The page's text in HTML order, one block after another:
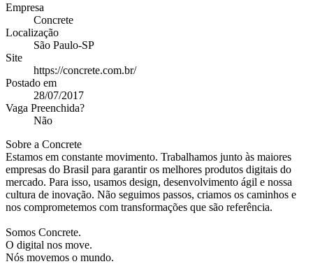
Empresa
Concrete
Localização
São Paulo-SP
Site
https://concrete.com.br/
Postado em
28/07/2017
Vaga Preenchida?
Não
Sobre a Concrete
Estamos em constante movimento. Trabalhamos junto às maiores
empresas do Brasil para garantir os melhores produtos digitais do
mercado. Para isso, usamos design, desenvolvimento ágil e nossa
cultura de inovação. Não seguimos passos, criamos os caminhos e
nos comprometemos com transformações que são referência.
Somos Concrete.
O digital nos move.
Nós movemos o mundo.